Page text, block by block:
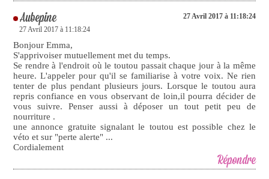
Aubepine
27 Avril 2017 à 11:18:24
27 Avril 2017 à 11:18:24
Bonjour Emma,
S'apprivoiser mutuellement met du temps.
Se rendre à l'endroit où le toutou passait chaque jour à la même
heure. L'appeler pour qu'il se familiarise à votre voix. Ne rien
tenter de plus pendant plusieurs jours. Lorsque le toutou aura
repris confiance en vous observant de loin,il pourra décider de
vous suivre. Penser aussi à déposer un tout petit peu de
nourriture .
une annonce gratuite signalant le toutou est possible chez le
véto et sur "perte alerte" ...
Cordialement
Répondre